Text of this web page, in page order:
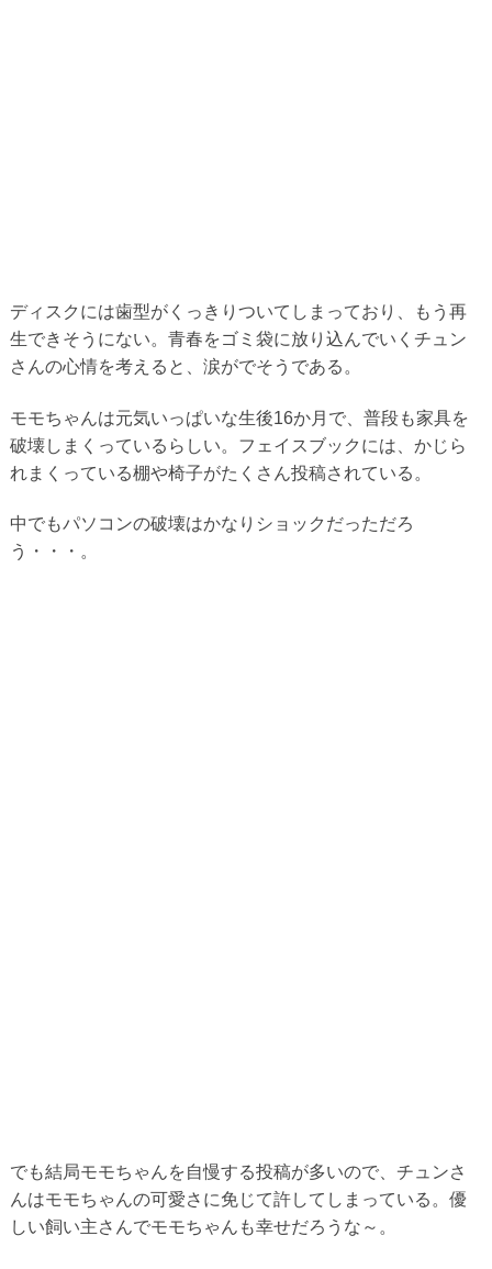
ディスクには歯型がくっきりついてしまっており、もう再
生できそうにない。青春をゴミ袋に放り込んでいくチュン
さんの心情を考えると、涙がでそうである。
モモちゃんは元気いっぱいな生後16か月で、普段も家具を
破壊しまくっているらしい。フェイスブックには、かじら
れまくっている棚や椅子がたくさん投稿されている。
中でもパソコンの破壊はかなりショックだっただろ
う・・・。
でも結局モモちゃんを自慢する投稿が多いので、チュンさ
んはモモちゃんの可愛さに免じて許してしまっている。優
しい飼い主さんでモモちゃんも幸せだろうな～。